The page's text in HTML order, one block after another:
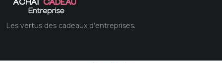
Les vertus des cadeaux d’entreprises.